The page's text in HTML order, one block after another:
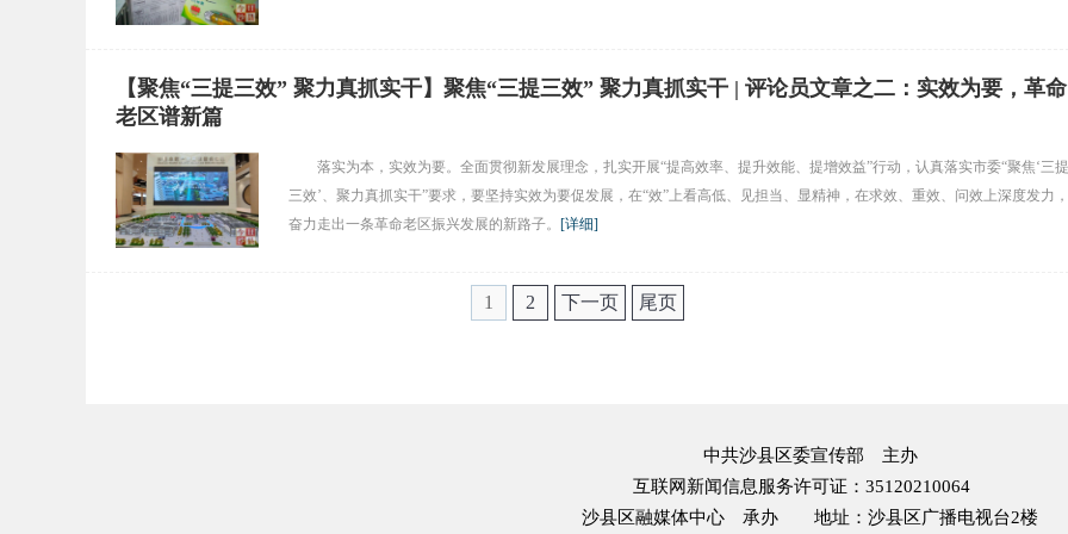
【聚焦“三提三效” 聚力真抓实干】聚焦“三提三效” 聚力真抓实干 | 评论员文章之二：实效为要，革命
老区谱新篇
落实为本，实效为要。全面贯彻新发展理念，扎实开展“提高效率、提升效能、提增效益”行动，认真落实市委“聚焦‘三提
三效’、聚力真抓实干”要求，要坚持实效为要促发展，在“效”上看高低、见担当、显精神，在求效、重效、问效上深度发力，
奋力走出一条革命老区振兴发展的新路子。 [详细]
1 2 下一页 尾页
中共沙县区委宣传部
主办
互联网新闻信息服务许可证：35120210064
沙县区融媒体中心
承办 地址：沙县区广播电视台2楼